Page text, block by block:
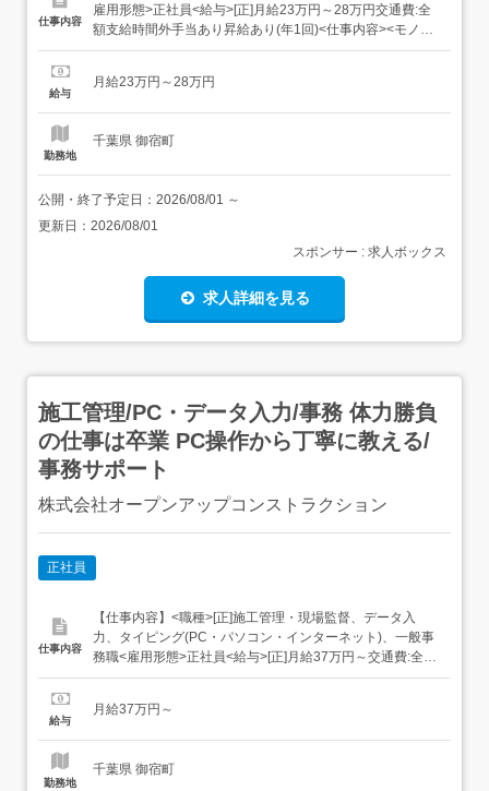
仕事内容
雇用形態>正社員<給与>[正]月給23万円～28万円交通費:全
額支給時間外手当あり昇給あり(年1回)<仕事内容><モノづ
くり業界でのお仕事!>仕分けや梱包、包装といったかんた
ます!)覚えやすいルーティンワークばかりなので未経験の
給与
月給23万円～28万円
勤務地
千葉県 御宿町
公開・終了予定日： 2026/08/01 ～
更新日： 2026/08/01
スポンサー : 求人ボックス
求人詳細を見る
施工管理/PC・データ入力/事務 体力勝負
の仕事は卒業 PC操作から丁寧に教える/
事務サポート
株式会社オープンアップコンストラクション
正社員
仕事内容
【仕事内容】<職種>[正]施工管理・現場監督、データ入
力、タイピング(PC・パソコン・インターネット)、一般事
務職<雇用形態>正社員<給与>[正]月給37万円～交通費:全額
支給 [正]には、固定残業代:49,143円 20時間相当分が含ま
支払いします。 試用期間:3ヶ月/正社員/月給37万円月給額
給与
月給37万円～
勤務地
千葉県 御宿町